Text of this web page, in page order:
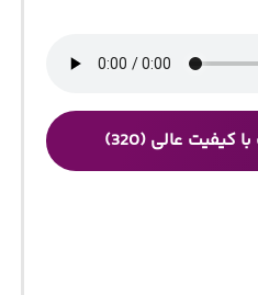
کیفیت عالی (320)